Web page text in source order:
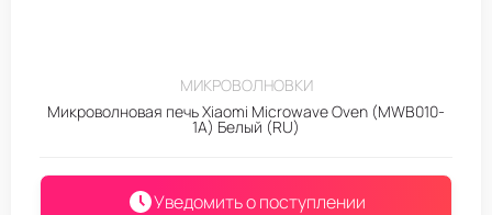
МИКРОВОЛНОВКИ
Микроволновая печь Xiaomi Microwave Oven (MWB010-
1A) Белый (RU)
Уведомить о поступлении